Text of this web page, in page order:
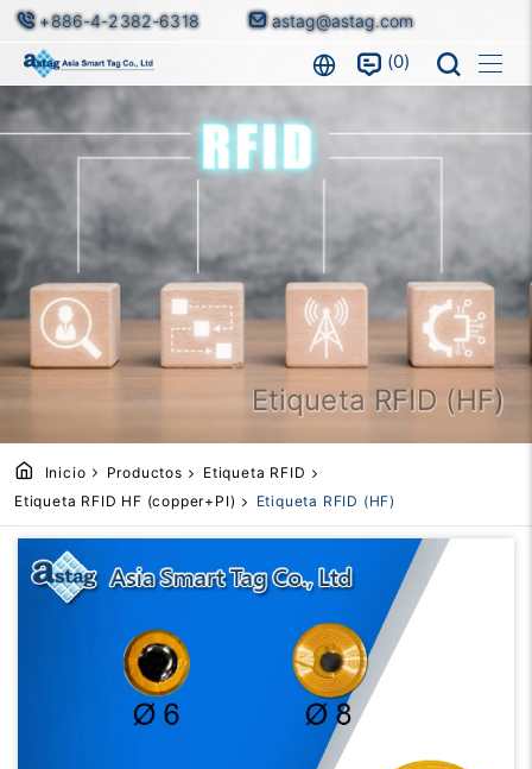
+886-4-2382-6318 astag@astag.com
0
Etiqueta RFID (HF)
Inicio Productos
Etiqueta RFID
Etiqueta RFID HF (copper+PI)
Etiqueta RFID (HF)